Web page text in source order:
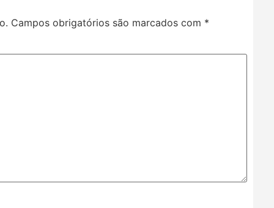
Campos obrigatórios são marcados com *